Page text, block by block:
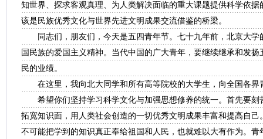
知世界、探求客观真理、为人类解决面临的重大课题提供科学依
该是民族优秀文化与世界先进文明成果交流借鉴的桥梁。
同志们，朋友们，今天是五四青年节。七十九年前，北京大学
国民族的爱国主义精神。当代中国的广大青年，要继续继承和发
民的业绩。
在这里，我向北大同学和所有高等院校的大学生，向全国各界
希望你们坚持学习科学文化与加强思想修养的统一。首先要刻
拓宽知识面，用人类社会创造的一切优秀文明成果丰富和提高自
不可能把学到的知识真正奉给祖国和人民，也就难以大有作为。